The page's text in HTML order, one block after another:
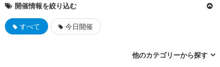
開催情報を絞り込む
すべて 今日開催
他のカテゴリーから探す